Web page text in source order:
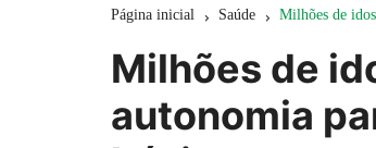
Loja Curativos Express
Página inicial Saúde Milhões de
Milhões de
autonomia